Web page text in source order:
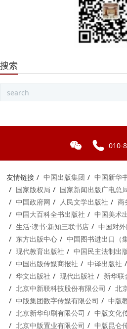
搜索
010-
友情链接 中国出版集团 中国新华
国家版权局
国家新闻出版广电总
中国政府网
人民文学出版社 商
中国大百科全书出版社
中国美术
生活·读书·新知三联书店
中国对
东方出版中心
中国图书进出口（
现代教育出版社
中国民主法制出
中国出版传媒商报社
中译出版社
华文出版社
现代出版社
新华联
北京中新联科技股份有限公司
北
中版集团数字传媒有限公司
中版
北京新华印刷有限公司
中版文化
北京中版置业有限公司
中版昆仑